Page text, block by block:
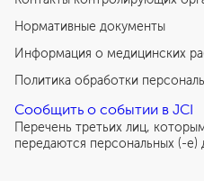
Нормативные документы
Информация о медицинских
Политика обработки
Сообщить о событии в JCI
Перечень третьих лиц,
передаются персональных (-е)